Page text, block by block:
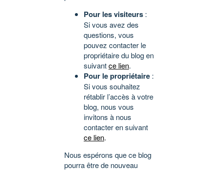
Pour les visiteurs :
Si vous avez des
questions, vous
pouvez contacter le
propriétaire du blog en
suivantce lien.
Pour le propriétaire :
Si vous souhaitez
rétablir l’accès à votre
blog, nous vous
invitons à nous
contacter en suivant
ce lien.
Nous espérons que ce blog
pourra être de nouveau